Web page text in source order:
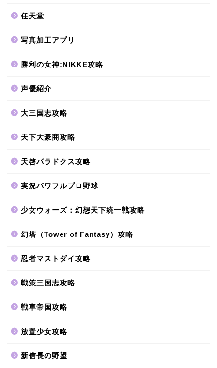
任天堂
写真加工アプリ
勝利の女神:NIKKE攻略
声優紹介
大三国志攻略
天下大豪商攻略
天啓パラドクス攻略
実況パワフルプロ野球
少女ウォーズ：幻想天下統一戦攻略
幻塔（Tower of Fantasy）攻略
忍者マストダイ攻略
戦策三国志攻略
戦車帝国攻略
放置少女攻略
新信長の野望